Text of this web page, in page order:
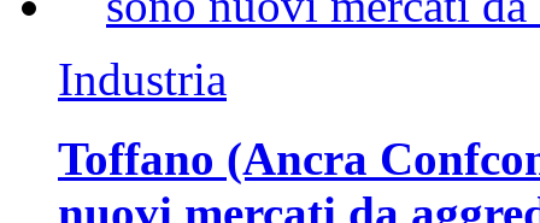
Industria
Toffano (Ancra